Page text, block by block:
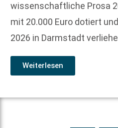
wissenschaftliche Prosa
mit 20.000 Euro dotiert
2026 in Darmstadt
Weiterlesen